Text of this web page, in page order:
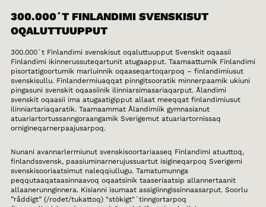
300.000´T FINLANDIMI SVENSKISUT
OQALUTTUUPPUT
300.000´t Finlandimi svenskisut oqaluttuupput Svenskit oqaasii
Finlandimi ikinnerussuteqartunit atugaapput. Taamaattumik Finlandimi
pisortatigoortumik marluinnik oqaaseqartoqarpoq – finlandimiusut
svenskisullu. Finlandermiuaqqat pinngitsooratik minnerpaamik ukiuni
pingasuni svenskit oqaasiinik ilinniarsimasariaqarput. Ålandimi
svenskit oqaasii ima atugaatigipput allaat meeqqat finlandimiusut
ilinniartariaqaratik. Taamaammat Ålandimiik gymnasianut
atuariartortussanngoraangamik Sverigemut atuariartornissaq
ornigineqarnerpaajusarpoq.
Nunani avannarlermiunut svenskisoortariaaseq Finlandimi atuuttoq,
finlandssvensk, paasiuminarnerujussuartut isigineqarpoq Sverigemi
svenskisooriaatsimut naleqqiullugu. Tamatumunnga
peqqutaaqataasinnaavoq oqaatsinik taaseriaatsip allannertaanit
allaanerunnginnera. Kisianni isumaat assigiinngissinnaasarput. Soorlu
”råddigt” (/rodet/tukattoq) "stökigt"´tinngortarpoq